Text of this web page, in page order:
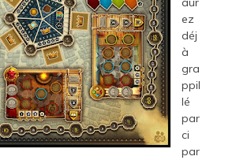
ez
déj
à
gra
ppil
lé
par
ci
par